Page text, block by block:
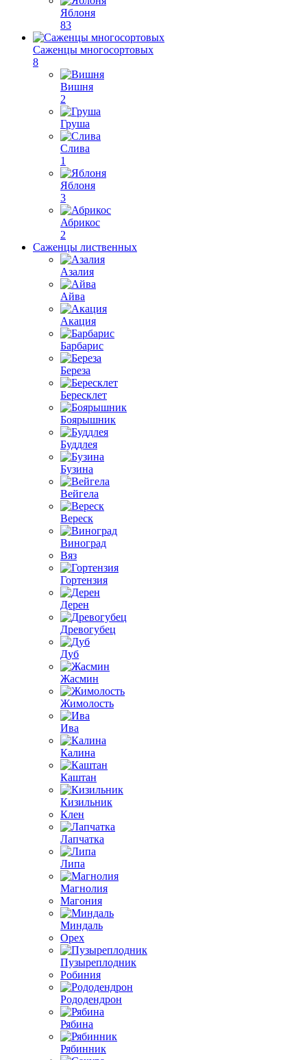
Яблоня
83
Саженцы многосортовых
8
Вишня
2
Груша
Слива
1
Яблоня
3
Абрикос
2
Саженцы лиственных
Азалия
Айва
Акация
Барбарис
Береза
Бересклет
Боярышник
Буддлея
Бузина
Вейгела
Вереск
Виноград
Вяз
Гортензия
Дерен
Древогубец
Дуб
Жасмин
Жимолость
Ива
Калина
Каштан
Кизильник
Клен
Лапчатка
Липа
Магнолия
Магония
Миндаль
Орех
Пузыреплодник
Робиния
Рододендрон
Рябина
Рябинник